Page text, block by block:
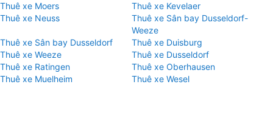
Thuê xe Moers
Thuê xe Kevelaer
Thuê xe Neuss
Thuê xe Sân bay Dusseldorf-
Weeze
Thuê xe Sân bay Dusseldorf
Thuê xe Duisburg
Thuê xe Weeze
Thuê xe Dusseldorf
Thuê xe Ratingen
Thuê xe Oberhausen
Thuê xe Muelheim
Thuê xe Wesel